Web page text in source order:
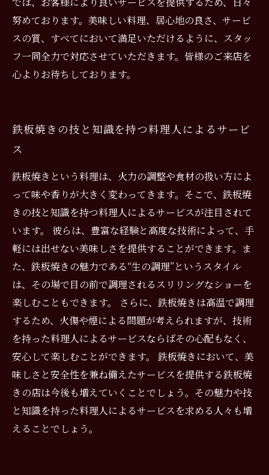
努めております。美味しい料理、居心地の良さ、サービ
スの質、すべてにおいて満足いただけるように、スタッ
フ一同全力で対応させていただきます。皆様のご来店を
心よりお待ちしております。
鉄板焼きの技と知識を持つ料理人によるサービ
ス
鉄板焼きという料理は、火力の調整や食材の扱い方によ
って味や香りが大きく変わってきます。そこで、鉄板焼
きの技と知識を持つ料理人によるサービスが注目されて
います。 彼らは、豊富な経験と高度な技術によって、手
軽には出せない美味しさを提供することができます。ま
た、鉄板焼きの魅力である“生の調理”というスタイル
は、その場で目の前で調理されるスリリングなショーを
楽しむこともできます。 さらに、鉄板焼きは高温で調理
するため、火傷や煙による問題が考えられますが、技術
を持った料理人によるサービスならばその心配もなく、
安心して楽しむことができます。 鉄板焼きにおいて、美
味しさと安全性を兼ね備えたサービスを提供する鉄板焼
きの店は今後も増えていくことでしょう。その魅力や技
と知識を持った料理人によるサービスを求める人々も増
えることでしょう。